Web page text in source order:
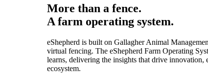
More than a fence.
A farm operating system.
eShepherd is built on Gallagher Animal
virtual fencing. The eShepherd Farm Operating
learns, delivering the insights that drive
ecosystem.